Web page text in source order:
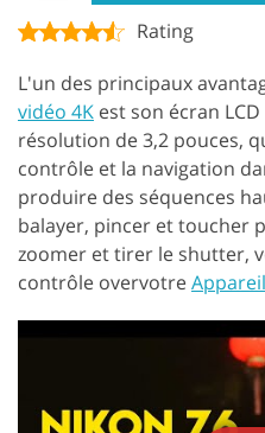
Rating
L'un des principaux
vidéo 4K est son écran
résolution de 3,2 pouces,
contrôle et la navigation
produire des séquences
balayer, pincer et toucher
zoomer et tirer le shutter,
contrôle overvotre